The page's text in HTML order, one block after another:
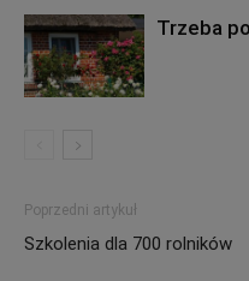
Trzeba
Poprzedni artykuł
Szkolenia dla 700 rolników